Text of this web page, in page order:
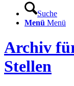
Suche
Menü Menü
Archiv
Stellen